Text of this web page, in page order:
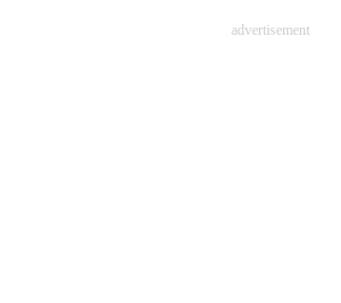
advertisement